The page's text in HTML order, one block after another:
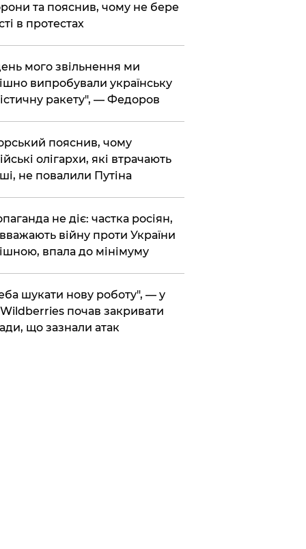
та пояснив, чому не бере
в протестах
мого звільнення ми
випробували українську
ракету", — Федоров
пояснив, чому
олігархи, які втрачають
не повалили Путіна
не діє: частка росіян,
війну проти України
впала до мінімуму
шукати нову роботу", — у
почав закривати
що зазнали атак